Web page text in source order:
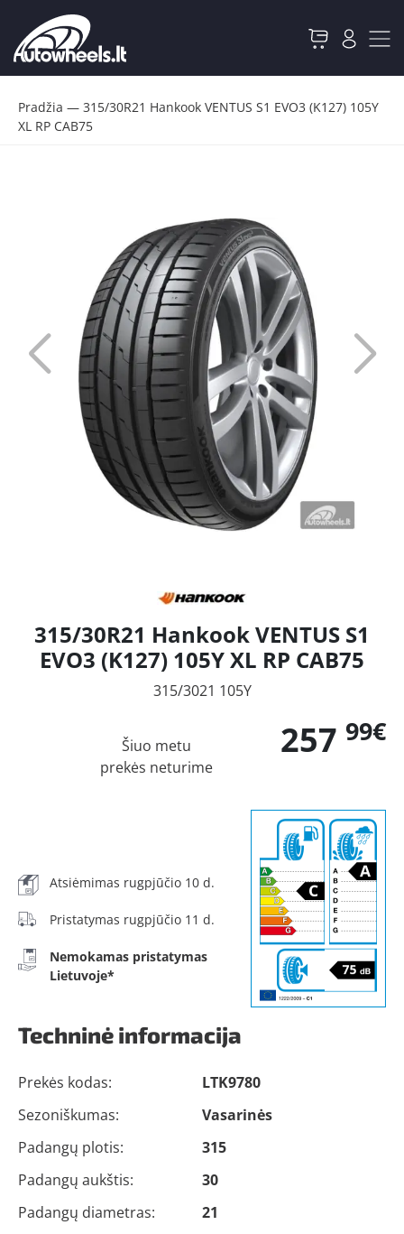
Pradžia — 315/30R21 Hankook VENTUS S1 EVO3 (K127) 105Y
XL RP CAB75
315/30R21 Hankook VENTUS S1
EVO3 (K127) 105Y XL RP CAB75
315/3021 105Y
257 99€
Šiuo metu
prekės neturime
Atsiėmimas rugpjūčio 10 d.
Pristatymas rugpjūčio 11 d.
Nemokamas pristatymas
Lietuvoje*
Techninė informacija
Prekės kodas:
LTK9780
Sezoniškumas:
Vasarinės
Padangų plotis:
315
Padangų aukštis:
30
Padangų diametras:
21